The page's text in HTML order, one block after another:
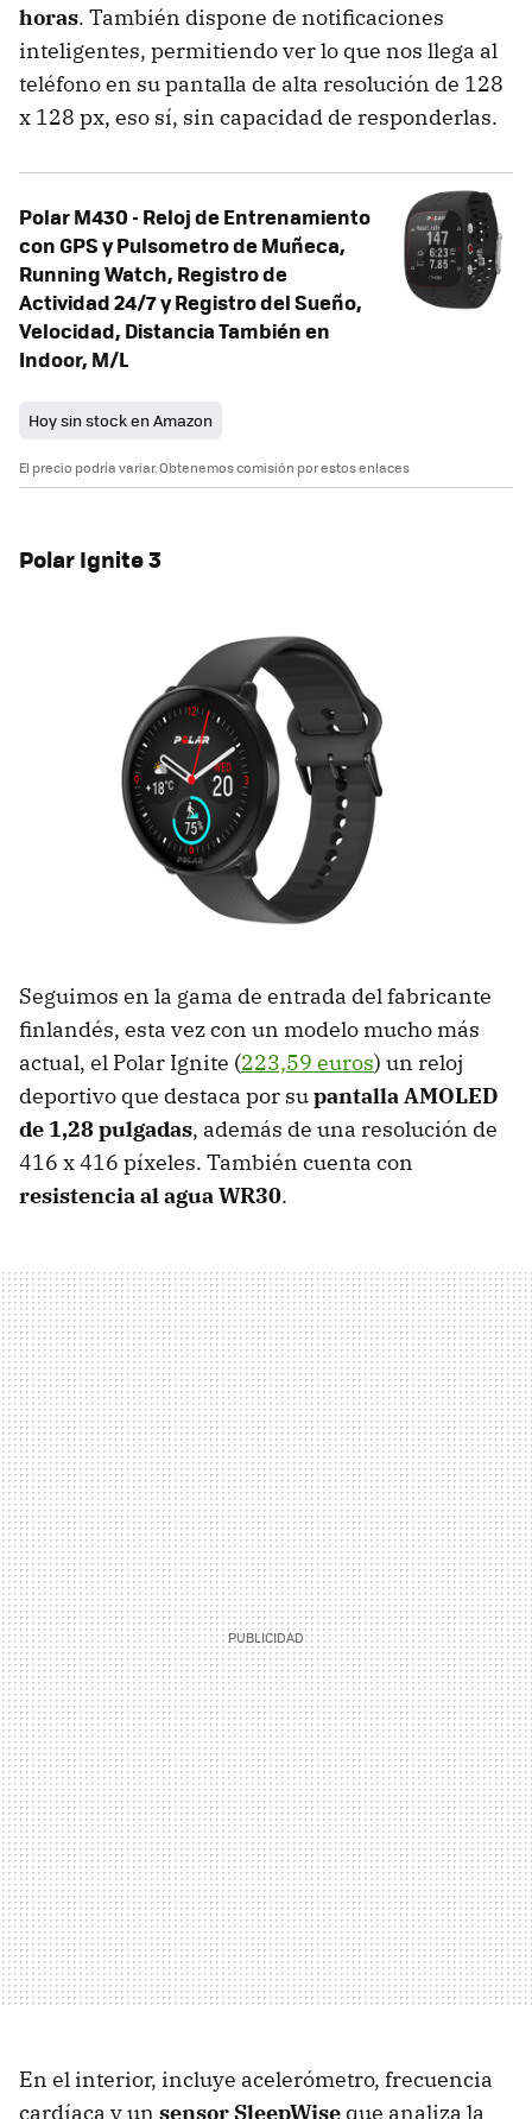
horas. También dispone de notificaciones
inteligentes, permitiendo ver lo que nos llega al
teléfono en su pantalla de alta resolución de 128
x 128 px, eso sí, sin capacidad de responderlas.
Polar M430 - Reloj de Entrenamiento
con GPS y Pulsometro de Muñeca,
Running Watch, Registro de
Actividad 24/7 y Registro del Sueño,
Velocidad, Distancia También en
Indoor, M/L
Hoy sin stock en Amazon
El precio podría variar. Obtenemos comisión por estos enlaces
Polar Ignite 3
Seguimos en la gama de entrada del fabricante
finlandés, esta vez con un modelo mucho más
actual, el Polar Ignite (223,59 euros) un reloj
deportivo que destaca por supantalla AMOLED
de 1,28 pulgadas, además de una resolución de
416 x 416 píxeles. También cuenta con
resistencia al agua WR30.
En el interior, incluye acelerómetro, frecuencia
cardíaca y un sensor SleepWise que analiza la